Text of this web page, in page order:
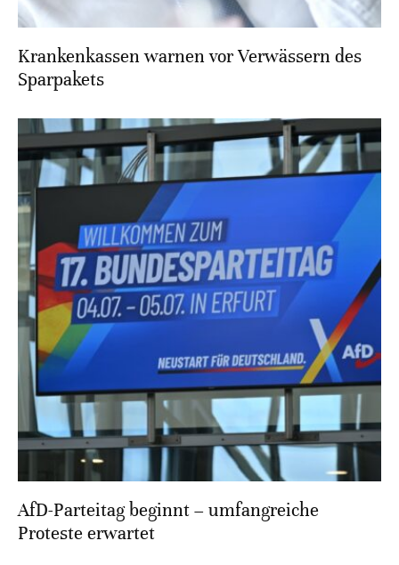
Krankenkassen warnen vor Verwässern des
Sparpakets
AfD-Parteitag beginnt – umfangreiche
Proteste erwartet